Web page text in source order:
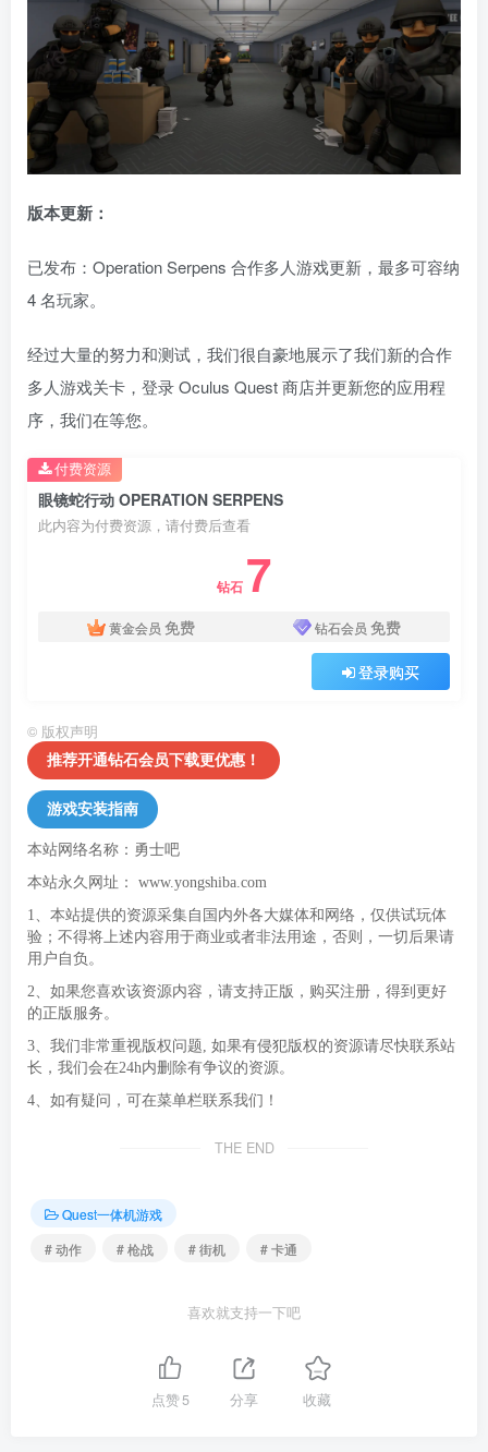
版本更新：
已发布：Operation Serpens 合作多人游戏更新，最多可容纳
4 名玩家。
经过大量的努力和测试，我们很自豪地展示了我们新的合作
多人游戏关卡，登录 Oculus Quest 商店并更新您的应用程
序，我们在等您。
眼镜蛇行动 OPERATION SERPENS
此内容为付费资源，请付费后查看
钻石 7
黄金会员 免费 钻石会员 免费
登录购买
付费资源
© 版权声明
推荐开通钻石会员下载更优惠！
游戏安装指南
本站网络名称：勇士吧
本站永久网址： www.yongshiba.com
1、本站提供的资源采集自国内外各大媒体和网络，仅供试玩体
验；不得将上述内容用于商业或者非法用途，否则，一切后果请
用户自负。
2、如果您喜欢该资源内容，请支持正版，购买注册，得到更好
的正版服务。
3、我们非常重视版权问题, 如果有侵犯版权的资源请尽快联系站
长，我们会在24h内删除有争议的资源。
4、如有疑问，可在菜单栏联系我们！
THE END
Quest一体机游戏
# 动作
# 枪战 # 街机 # 卡通
喜欢就支持一下吧
点赞5 分享 收藏